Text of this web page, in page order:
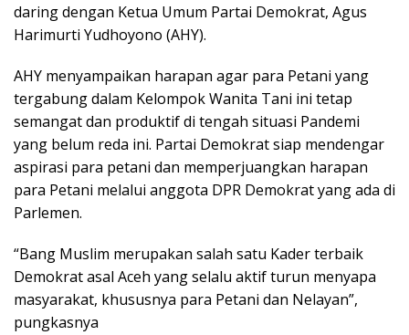
daring dengan Ketua Umum Partai Demokrat, Agus
Harimurti Yudhoyono (AHY).
AHY menyampaikan harapan agar para Petani yang
tergabung dalam Kelompok Wanita Tani ini tetap
semangat dan produktif di tengah situasi Pandemi
yang belum reda ini. Partai Demokrat siap mendengar
aspirasi para petani dan memperjuangkan harapan
para Petani melalui anggota DPR Demokrat yang ada di
Parlemen.
“Bang Muslim merupakan salah satu Kader terbaik
Demokrat asal Aceh yang selalu aktif turun menyapa
masyarakat, khususnya para Petani dan Nelayan”,
pungkasnya